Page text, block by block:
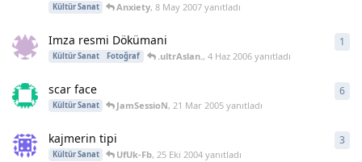
Kültür Sanat Anxiety,8 May 2007 yanıtladı
Imza resmi Dökümani
Kültür Sanat Fotoğraf .ultrAslan., 4 Haz 2006yanıtladı
1
scar face
Kültür Sanat JamSessioN,21 Mar 2005 yanıtladı
6
kajmerin tipi
Kültür Sanat UfUk-Fb,25 Eki 2004 yanıtladı
3